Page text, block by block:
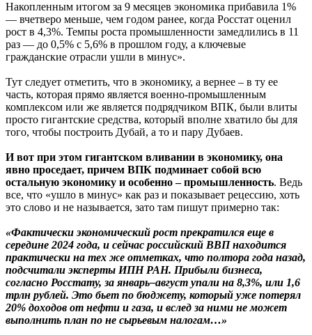
Накопленным итогом за 9 месяцев экономика прибавила 1%
— вчетверо меньше, чем годом ранее, когда Росстат оценил
рост в 4,3%. Темпы роста промышленности замедлились в 11
раз — до 0,5% с 5,6% в прошлом году, а ключевые
гражданские отрасли ушли в минус».
Тут следует отметить, что в экономику, а вернее – в ту ее
часть, которая прямо является военно-промышленным
комплексом или же является подрядчиком ВПК, были влиты
просто гигантские средства, который вполне хватило бы для
того, чтобы построить Дубай, а то и пару Дубаев.
И вот при этом гигантском вливании в экономику, она
явно проседает, причем ВПК подминает собой всю
остальную экономику и особенно – промышленность. Ведь
все, что «ушло в минус» как раз и показывает рецессию, хоть
это слово и не называется, зато там пишут примерно так:
«Фактически экономический рост прекратился еще в
середине 2024 года, и сейчас российский ВВП находится
практически на тех же отметках, что полтора года назад,
подсчитали эксперты ИПН РАН. Прибыли бизнеса,
согласно Росстату, за январь–август упали на 8,3%, или 1,6
трлн рублей. Это бьет по бюджету, который уже потерял
20% доходов от нефти и газа, и вслед за ними не может
выполнить план по не сырьевым налогам…»